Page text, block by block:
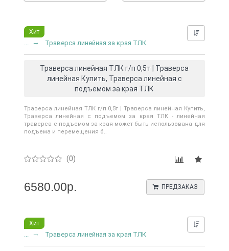
Хит
Траверса линейная за края ТЛК
Траверса линейная ТЛК г/п 0,5т | Траверса
линейная Купить, Траверса линейная с
подъемом за края ТЛК
Траверса линейная ТЛК г/п 0,5т | Траверса линейная Купить,
Траверса линейная с подъемом за края ТЛК - линейная
траверса с подъемом за края может быть использована для
подъема и перемещения б..
(0)
6580.00р. ПРЕДЗАКАЗ
Хит
Траверса линейная за края ТЛК